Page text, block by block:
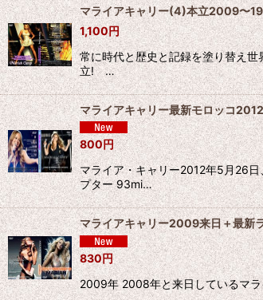
マライアキャリー(4)本立2009〜
1,100円
常に時代と歴史と記録を塗り替え
立! …
マライアキャリー最新モロッコ
800円
マライア・キャリー2012年5月26
プター 93mi…
マライアキャリー2009来日＋最新
830円
2009年 2008年と来日しているマ